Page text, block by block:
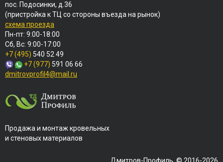
пос. Подосинки, д.36
(пристройка к ТЦ со стороны въезда на рынок)
схема проезда
Пн-пт: 9:00-18:00
Сб, Вс: 9:00-17:00
+7 (495) 540 52 49
+7 (977) 591 06 66
dmitrovprofil4@mail.ru
Продажа и монтаж кровельных
и стеновых материалов